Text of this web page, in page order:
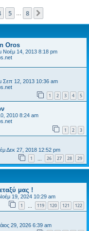
5 8
Oros
Νοέμ 14, 2013 8:18 pm
Σεπ 12, 2013 10:36 am
1 2 3 4 5
2010 8:24 am
1 2 3
Δεκ 27, 2018 12:52 pm
1 26 27 28 29
μας !
19, 2024 10:29 am
1 119 120 121 122
29, 2026 6:39 am